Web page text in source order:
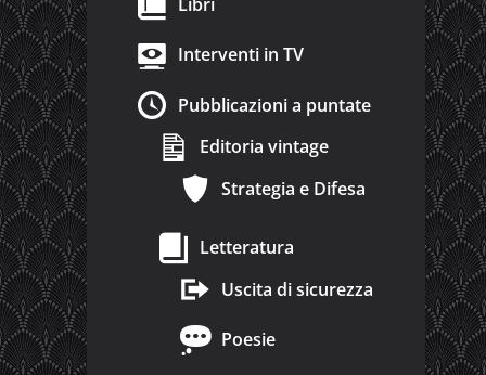
Interventi in TV
Pubblicazioni a puntate
Editoria vintage
Strategia e Difesa
Letteratura
Uscita di sicurezza
Poesie